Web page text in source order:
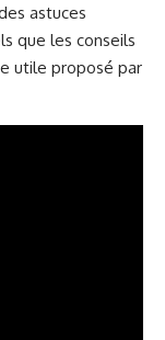
astuces
que les conseils
utile proposé par